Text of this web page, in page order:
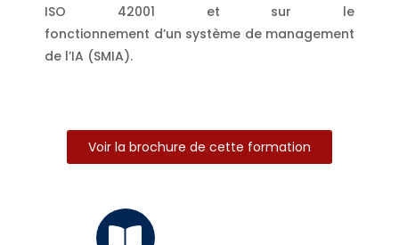
ISO 42001 et sur le
fonctionnement d’un système de management
de l’IA (SMIA).
Voir la brochure de cette formation